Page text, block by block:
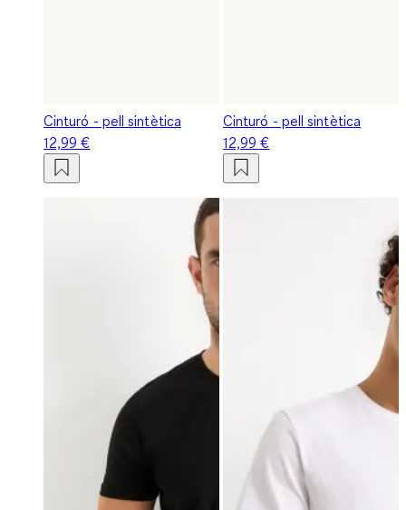
Cinturó - pell sintètica
12,99 €
Cinturó - pell sintètica
12,99 €